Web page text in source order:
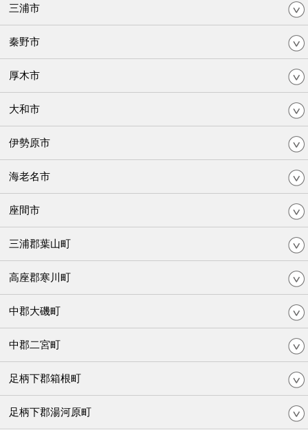
三浦市
秦野市
厚木市
大和市
伊勢原市
海老名市
座間市
三浦郡葉山町
高座郡寒川町
中郡大磯町
中郡二宮町
足柄下郡箱根町
足柄下郡湯河原町